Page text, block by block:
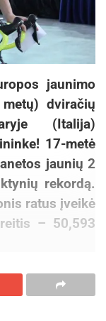
jaunimo
dviračių
(Italija)
17-metė
jaunių 2
rekordą.
ratus įveikė
– 50,593
2 min. 22,499
12 dienos